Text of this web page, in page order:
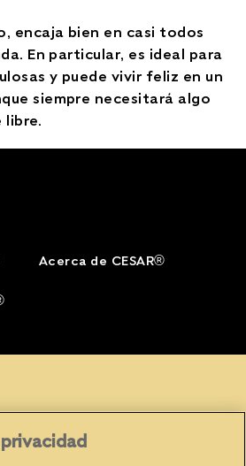
encaja bien en casi todos
En particular, es ideal para
y puede vivir feliz en un
siempre necesitará algo
libre.
Acerca de CESAR®